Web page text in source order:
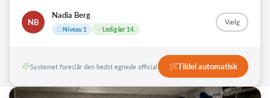
NB
Nadia Berg
Niveau 1 Ledig lør 14.
Vælg
Systemet foreslår den bedst egnede official Tildel automatisk